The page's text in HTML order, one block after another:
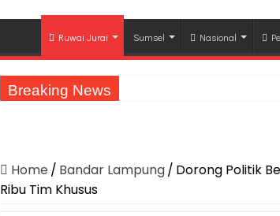
Ruwai Jurai Sumsel Nasional
Breaking News
Jasa Raharja Serahkan Santunan kepada Ahli Waris
Pastikan Pelayanan Maksimal, Direksi Jasa Raharja
Dirut Jasa Raharja Dampingi Wamenhub Tinjau
Home / Bandar Lampung/ Dorong Politik
Ribu Tim Khusus